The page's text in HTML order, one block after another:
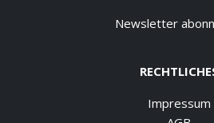
Newsletter
Impressum